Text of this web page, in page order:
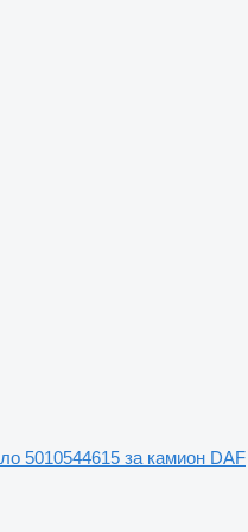
5010544615 за камион DAF